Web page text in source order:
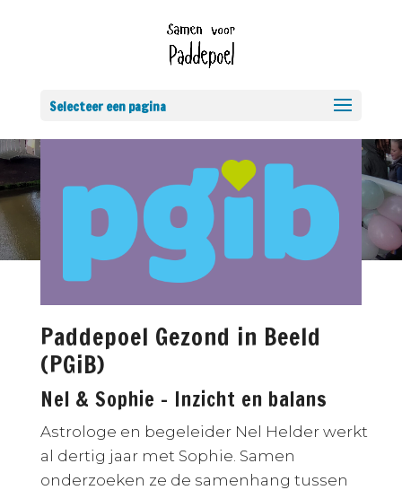
Selecteer een pagina
Paddepoel Gezond in Beeld
(PGiB)
Nel & Sophie – Inzicht en balans
Astrologe en begeleider Nel Helder werkt
al dertig jaar met Sophie. Samen
onderzoeken ze de samenhang tussen